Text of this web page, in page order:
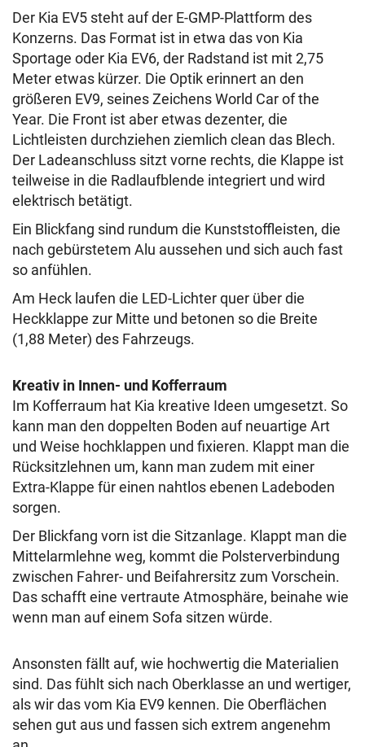
Der Kia EV5 steht auf der E-GMP-Plattform des
Konzerns. Das Format ist in etwa das von Kia
Sportage oder Kia EV6, der Radstand ist mit 2,75
Meter etwas kürzer. Die Optik erinnert an den
größeren EV9, seines Zeichens World Car of the
Year. Die Front ist aber etwas dezenter, die
Lichtleisten durchziehen ziemlich clean das Blech.
Der Ladeanschluss sitzt vorne rechts, die Klappe ist
teilweise in die Radlaufblende integriert und wird
elektrisch betätigt.
Ein Blickfang sind rundum die Kunststoffleisten, die
nach gebürstetem Alu aussehen und sich auch fast
so anfühlen.
Am Heck laufen die LED-Lichter quer über die
Heckklappe zur Mitte und betonen so die Breite
(1,88 Meter) des Fahrzeugs.
Kreativ in Innen- und Kofferraum
Im Kofferraum hat Kia kreative Ideen umgesetzt. So
kann man den doppelten Boden auf neuartige Art
und Weise hochklappen und fixieren. Klappt man die
Rücksitzlehnen um, kann man zudem mit einer
Extra-Klappe für einen nahtlos ebenen Ladeboden
sorgen.
Der Blickfang vorn ist die Sitzanlage. Klappt man die
Mittelarmlehne weg, kommt die Polsterverbindung
zwischen Fahrer- und Beifahrersitz zum Vorschein.
Das schafft eine vertraute Atmosphäre, beinahe wie
wenn man auf einem Sofa sitzen würde.
Ansonsten fällt auf, wie hochwertig die Materialien
sind. Das fühlt sich nach Oberklasse an und wertiger,
als wir das vom Kia EV9 kennen. Die Oberflächen
sehen gut aus und fassen sich extrem angenehm